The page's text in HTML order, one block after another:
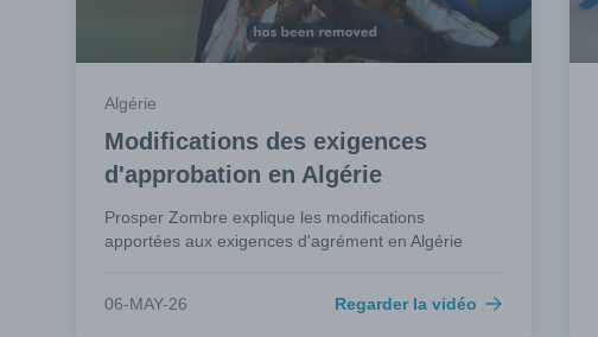
Algérie
Modifications des exigences
d'approbation en Algérie
Prosper Zombre explique les modifications
apportées aux exigences d'agrément en Algérie
06-MAY-26 Regarder la vidéo